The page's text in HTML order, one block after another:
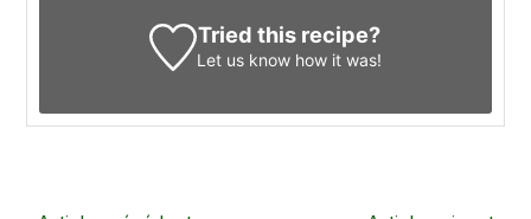
Tried this recipe?
Let us know how it was!